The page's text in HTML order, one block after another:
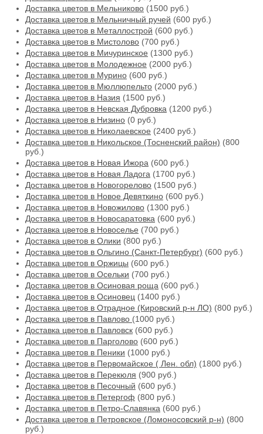
Доставка цветов в Мельниково (1500 руб.)
Доставка цветов в Мельничный ручей (600 руб.)
Доставка цветов в Металлострой (600 руб.)
Доставка цветов в Мистолово (700 руб.)
Доставка цветов в Мичуринское (1300 руб.)
Доставка цветов в Молодежное (2000 руб.)
Доставка цветов в Мурино (600 руб.)
Доставка цветов в Мюллюпельто (2000 руб.)
Доставка цветов в Назия (1500 руб.)
Доставка цветов в Невская Дубровка (1200 руб.)
Доставка цветов в Низино (0 руб.)
Доставка цветов в Николаевское (2400 руб.)
Доставка цветов в Никольское (Тосненский район) (800
руб.)
Доставка цветов в Новая Ижора (600 руб.)
Доставка цветов в Новая Ладога (1700 руб.)
Доставка цветов в Новогорелово (1500 руб.)
Доставка цветов в Новое Девяткино (600 руб.)
Доставка цветов в Новожилово (1300 руб.)
Доставка цветов в Новосаратовка (600 руб.)
Доставка цветов в Новоселье (700 руб.)
Доставка цветов в Олики (800 руб.)
Доставка цветов в Ольгино (Санкт-Петербург) (600 руб.)
Доставка цветов в Оржицы (600 руб.)
Доставка цветов в Осельки (700 руб.)
Доставка цветов в Осиновая роща (600 руб.)
Доставка цветов в Осиновец (1400 руб.)
Доставка цветов в Отрадное (Кировский р-н ЛО) (800 руб.)
Доставка цветов в Павлово (1000 руб.)
Доставка цветов в Павловск (600 руб.)
Доставка цветов в Парголово (600 руб.)
Доставка цветов в Пеники (1000 руб.)
Доставка цветов в Первомайское ( Лен. обл) (1800 руб.)
Доставка цветов в Перекюля (900 руб.)
Доставка цветов в Песочный (600 руб.)
Доставка цветов в Петергоф (800 руб.)
Доставка цветов в Петро-Славянка (600 руб.)
Доставка цветов в Петровское (Ломоносовский р-н) (800
руб.)